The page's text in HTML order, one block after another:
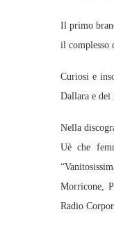
Il primo
il complesso
Curiosi e
Dallara e
Nella
Uè che
Morricone,
Radio